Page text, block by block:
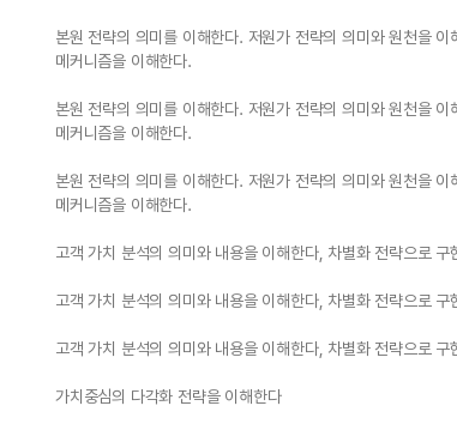
본원 전략의 의미를 이해한다. 저원가 전략의 의미와 원천을
메커니즘을 이해한다.
본원 전략의 의미를 이해한다. 저원가 전략의 의미와 원천을
메커니즘을 이해한다.
본원 전략의 의미를 이해한다. 저원가 전략의 의미와 원천을
메커니즘을 이해한다.
고객 가치 분석의 의미와 내용을 이해한다, 차별화 전략으로
고객 가치 분석의 의미와 내용을 이해한다, 차별화 전략으로
고객 가치 분석의 의미와 내용을 이해한다, 차별화 전략으로
가치중심의 다각화 전략을 이해한다